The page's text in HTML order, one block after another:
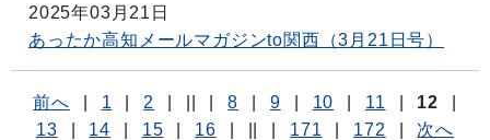
2025年03月21日
あったか高知メールマガジンto関西（3月21日号）
前へ 1 2 8 9 10 11 12
13
14 15 16 171 172 次へ